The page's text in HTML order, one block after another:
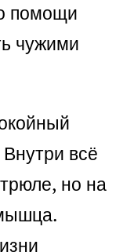
помощи
чужими
всё
но на